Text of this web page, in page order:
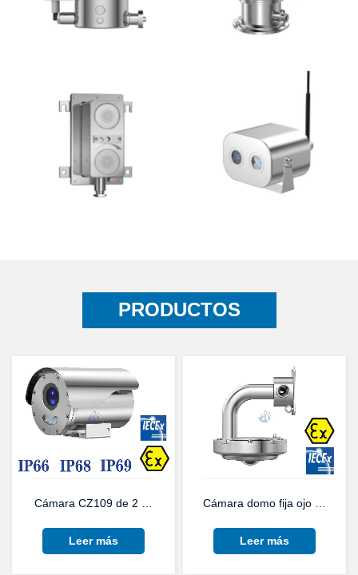
PRODUCTOS
Cámara CZ109 de 2 MP con lente varifocal, a prueba de
Leer más
Cámara domo fija ojo de pez
Leer más